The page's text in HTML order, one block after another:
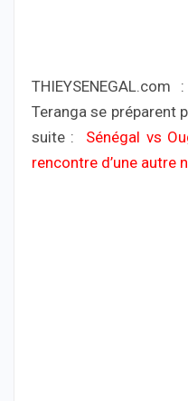
Teranga se préparent
suite : Sénégal vs
rencontre d’une autre